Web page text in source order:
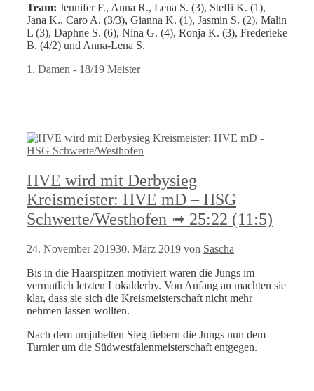
Team: Jennifer F., Anna R., Lena S. (3), Steffi K. (1),
Jana K., Caro A. (3/3), Gianna K. (1), Jasmin S. (2), Malin
L (3), Daphne S. (6), Nina G. (4), Ronja K. (3), Frederieke
B. (4/2) und Anna-Lena S.
Kategorien
1. Damen - 18/19 Schlagwörter
Meister
HVE wird mit Derbysieg
Kreismeister: HVE mD – HSG
Schwerte/Westhofen ➟ 25:22 (11:5)
24. November 201930. März 2019 von Sascha
Bis in die Haarspitzen motiviert waren die Jungs im
vermutlich letzten Lokalderby. Von Anfang an machten sie
klar, dass sie sich die Kreismeisterschaft nicht mehr
nehmen lassen wollten.
Nach dem umjubelten Sieg fiebern die Jungs nun dem
Turnier um die Südwestfalenmeisterschaft entgegen.